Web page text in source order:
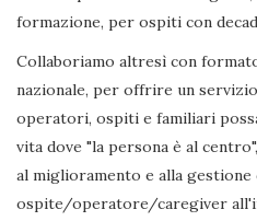
formazione, per ospiti con
Collaboriamo altresì con
nazionale, per offrire un
operatori, ospiti e familiari
vita dove "la persona è al
al miglioramento e alla gestione
ospite/operatore/caregiver